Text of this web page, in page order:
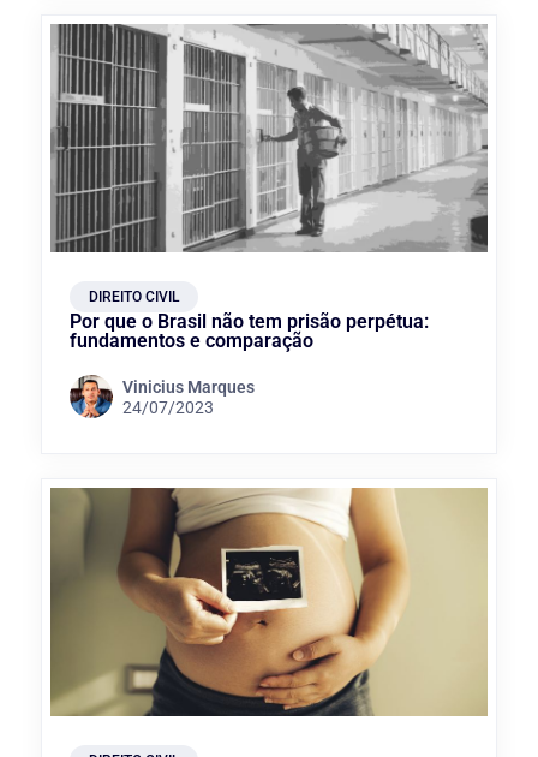
DIREITO CIVIL
Por que o Brasil não tem prisão perpétua:
fundamentos e comparação
Vinicius Marques
24/07/2023